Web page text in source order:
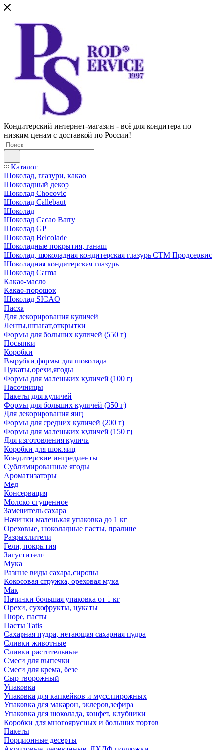
Кондитерский интернет-магазин - всё для кондитера по
низким ценам с доставкой по России!
Каталог
Шоколад, глазури, какао
Шоколадный декор
Шоколад Chocovic
Шоколад Callebaut
Шоколад
Шоколад Cacao Barry
Шоколад GP
Шоколад Belcolade
Шоколадные покрытия, ганаш
Шоколад, шоколадная кондитерская глазурь СТМ Продсервис
Шоколадная кондитерская глазурь
Шоколад Carma
Какао-масло
Какао-порошок
Шоколад SICAO
Пасха
Для декорирования куличей
Ленты,шпагат,открытки
Формы для больших куличей (550 г)
Посыпки
Коробки
Вырубки,формы для шоколада
Цукаты,орехи,ягоды
Формы для маленьких куличей (100 г)
Пасочницы
Пакеты для куличей
Формы для больших куличей (350 г)
Для декорирования яиц
Формы для средних куличей (200 г)
Формы для маленьких куличей (150 г)
Для изготовления кулича
Коробки для шок.яиц
Кондитерские ингредиенты
Сублимированные ягоды
Ароматизаторы
Мед
Консервация
Молоко сгущенное
Заменитель сахара
Начинки маленькая упаковка до 1 кг
Ореховые, шоколадные пасты, пралине
Разрыхлители
Гели, покрытия
Загустители
Мука
Разные виды сахара,сиропы
Кокосовая стружка, ореховая мука
Мак
Начинки большая упаковка от 1 кг
Орехи, сухофрукты, цукаты
Пюре, пасты
Пасты Tatis
Сахарная пудра, нетающая сахарная пудра
Сливки животные
Сливки растительные
Смеси для выпечки
Смеси для крема, безе
Сыр творожный
Упаковка
Упаковка для капкейков и мусс.пирожных
Упаковка для макарон, эклеров,зефира
Упаковка для шоколада, конфет, клубники
Коробки для многоярусных и больших тортов
Пакеты
Порционные десерты